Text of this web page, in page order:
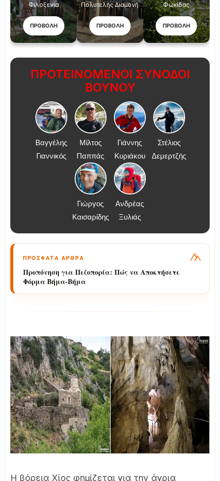
Φιλοξενία
ΠΡΟΒΟΛΗ
Πολυτελής Διαμονή
ΠΡΟΒΟΛΗ
Φωκίδας
ΠΡΟΒΟΛΗ
ΠΡΟΤΕΙΝΟΜΕΝΟΙ ΣΥΝΟΔΟΙ
ΒΟΥΝΟΥ
Βαγγέλης
Γιαννικός
Μίλτος
Παππάς
Γιάννης
Κυριάκου
Στέλιος
Δεμερτζής
Γιώργος
Καισαρίδης
Ανδρέας
Ξυλιάς
ΠΡΟΣΦΑΤΑ ΑΡΘΡΑ
Προπόνηση για Πεζοπορία: Πώς να Αποκτήσετε
Φόρμα Βήμα-Βήμα
Η βόρεια Χίος φημίζεται για την άγρια